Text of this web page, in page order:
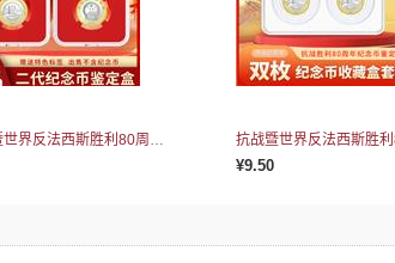
抗战暨世界反法西斯胜利80周年二代鉴定盒(红衬)
¥9.50